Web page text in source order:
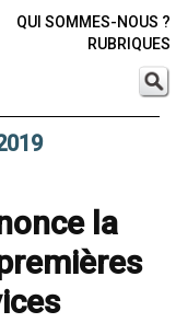
QUI SOMMES-NOUS ?
RUBRIQUES
la